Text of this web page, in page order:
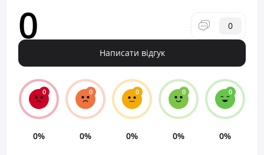
0 0
Написати відгук
0
0%
0
0%
0
0%
0
0%
0
0%